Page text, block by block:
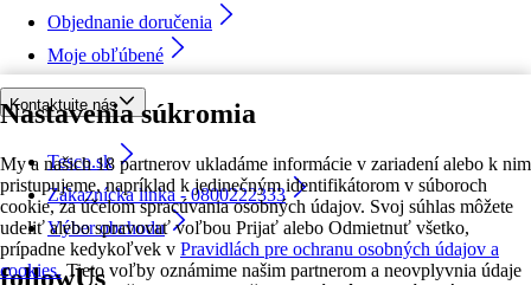
Nastavenia súkromia
My a našich 18 partnerov ukladáme informácie v zariadení alebo k nim
pristupujeme, napríklad k jedinečným identifikátorom v súboroch
cookie, za účelom spracúvania osobných údajov. Svoj súhlas môžete
udeliť alebo spravovať voľbou Prijať alebo Odmietnuť všetko,
prípadne kedykoľvek v Pravidlách pre ochranu osobných údajov a
cookies. Tieto voľby oznámime našim partnerom a neovplyvnia údaje
Objednanie doručenia
Moje obľúbené
Kontaktujte nás
Tesco.sk
Zákaznícka linka - 0800222333
Výber obchodu
followUs